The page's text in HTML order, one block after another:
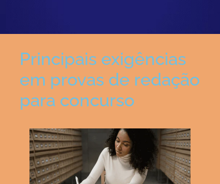
Principais exigências
em provas de redação
para concurso